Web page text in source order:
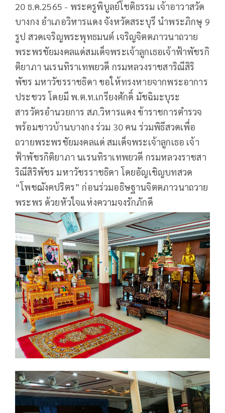
20 ธ.ค.2565 - พระครูพิบูลย์โชติธรรม เจ้าอาวาสวัด
บางกง อำเภอวิหารแดง จังหวัดสระบุรี นำพระภิกษุ 9
รูป สวดเจริญพระพุทธมนต์ เจริญจิตตภาวนาถวาย
พระพรชัยมงคลแด่สมเด็จพระเจ้าลูกเธอเจ้าฟ้าพัชรกิ
ติยาภา นเรนทิราเทพยวดี กรมหลวงราชสาริณีสิริ
พัชร มหาวัชรราชธิดา ขอให้ทรงหายจากพระอาการ
ประชวร โดยมี พ.ต.ท.เกรียงศักดิ์ มัชฉิมะบุระ
สารวัตรอำนวยการ สภ.วิหารแดง ข้าราชการตำรวจ
พร้อมชาวบ้านบางกง ร่วม 30 คน ร่วมพิธีสวดเพื่อ
ถวายพระพรชัยมงคลแด่ สมเด็จพระเจ้าลูกเธอ เจ้า
ฟ้าพัชรกิติยาภา นเรนทิราเทพยวดี กรมหลวงราชสา
ริณีสิริพัชร มหาวัชรราชธิดา โดยอัญเชิญบทสวด
“โพชฌังคปริตร” ก่อนร่วมอธิษฐานจิตตภาวนาถวาย
พระพร ด้วยหัวใจแห่งความจงรักภักดี